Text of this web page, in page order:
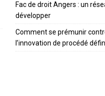
Fac de droit Angers : un
développer
Comment se prémunir
l’innovation de procédé